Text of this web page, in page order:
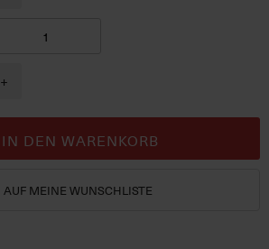
+
IN DEN WARENKORB
AUF MEINE WUNSCHLISTE